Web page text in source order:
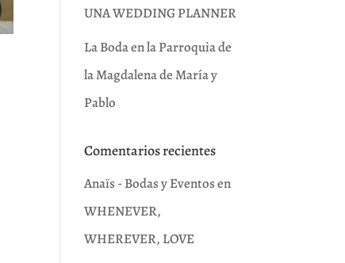
UNA WEDDING PLANNER
La Boda en la Parroquia de
la Magdalena de María y
Pablo
Comentarios recientes
Anaïs - Bodas y Eventosen
WHENEVER,
WHEREVER, LOVE